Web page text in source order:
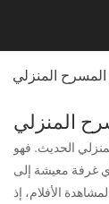
المنزلي
المنزلي
الحديث. فهو
غرفة معيشة إلى
الأفلام، إذ